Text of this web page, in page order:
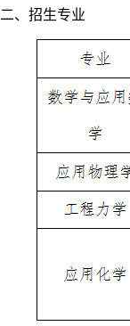
二、招生专业